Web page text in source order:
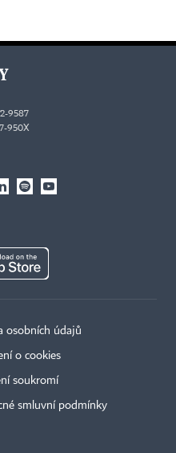
9587
950X
osobních údajů
o cookies
soukromí
smluvní podmínky